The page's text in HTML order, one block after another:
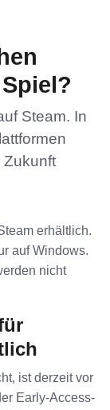
Steam. In
Zukunft
erhältlich.
auf Windows.
nicht
ist derzeit vor
Early-Access-